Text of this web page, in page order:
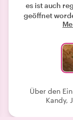
es ist auch
geöffnet
gerne auf
Über den
Kandy,